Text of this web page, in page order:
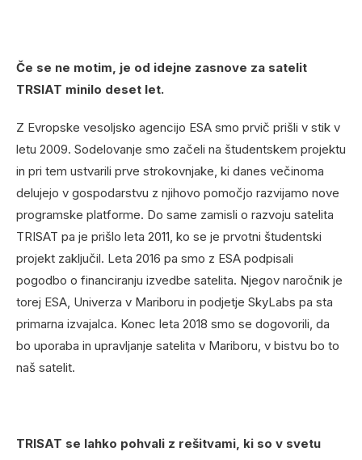
Če se ne motim, je od idejne zasnove za satelit
TRSIAT minilo deset let.
Z Evropske vesoljsko agencijo ESA smo prvič prišli v stik v
letu 2009. Sodelovanje smo začeli na študentskem projektu
in pri tem ustvarili prve strokovnjake, ki danes večinoma
delujejo v gospodarstvu z njihovo pomočjo razvijamo nove
programske platforme. Do same zamisli o razvoju satelita
TRISAT pa je prišlo leta 2011, ko se je prvotni študentski
projekt zaključil. Leta 2016 pa smo z ESA podpisali
pogodbo o financiranju izvedbe satelita. Njegov naročnik je
torej ESA, Univerza v Mariboru in podjetje SkyLabs pa sta
primarna izvajalca. Konec leta 2018 smo se dogovorili, da
bo uporaba in upravljanje satelita v Mariboru, v bistvu bo to
naš satelit.
TRISAT se lahko pohvali z rešitvami, ki so v svetu